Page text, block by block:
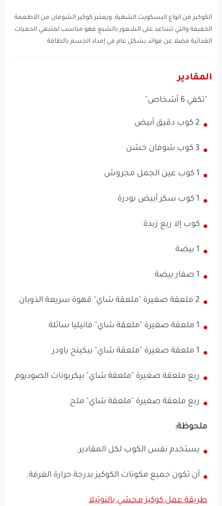
الكوكيز من انواع البسكويت الشهية، ويعتبر كوكيز الشوفان من الأطعمة
الخفيفة والتي تساعد على الشعور بالشبع فهو مناسب لمتبعي الحميات
الغذائية فضلا عن فوائد بشكل عام في إمداد الجسم بالطاقة
المقادير
"تكفي 6 أشخاص"
2 كوب دقيق أبيض
3 كوب شوفان خشن
1 كوب عين الجمل مجروش
1 كوب سكر أبيض بودرة
كوب إلا ربع زبدة
1 بيضة
1 صفار بيضة
2 ملعقة صغيرة "ملعقة شاي" قهوة سريعة الذوبان
1 ملعقة صغيرة "ملعقة شاي" فانيليا سائلة
1 ملعقة صغيرة "ملعقة شاي" بيكينج باودر
ربع ملعقة صغيرة "ملعقة شاي" بيكربونات الصوديوم
ربع ملعقة صغيرة "ملعقة شاي" ملح
ملحوظة:
يستخدم نفس الكوب لكل المقادير.
أن تكون جميع مكونات الكوكيز بدرجة حرارة الغرفة.
طريقة عمل كوكيز محشي بالنوتيلا